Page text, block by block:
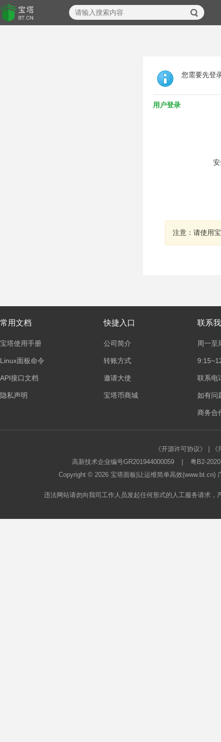
您需要先登
用户登录
注意：请使用
常用文档
宝塔使用手册
Linux面板命令
API接口文档
隐私声明
快捷入口
公司简介
转账方式
邀请大使
宝塔币商城
联系
周一至
联系电
如有问
商务合
《开源许可协议》
高新技术企业编号GR201944000059
粤B2-
Copyright © 2026 宝塔面板 |让运维简单高效
违法网站请勿向我司工作人员发起任何形式的人工服务请求，